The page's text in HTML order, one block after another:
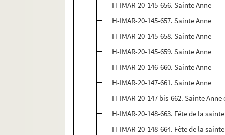
H-IMAR-20-145-656. Sainte Anne
H-IMAR-20-145-657. Sainte Anne
H-IMAR-20-145-658. Sainte Anne
H-IMAR-20-145-659. Sainte Anne
H-IMAR-20-146-660. Sainte Anne
H-IMAR-20-147-661. Sainte Anne
H-IMAR-20-147 bis-662. Sainte
H-IMAR-20-148-663. Fête de la
H-IMAR-20-148-664. Fête de la